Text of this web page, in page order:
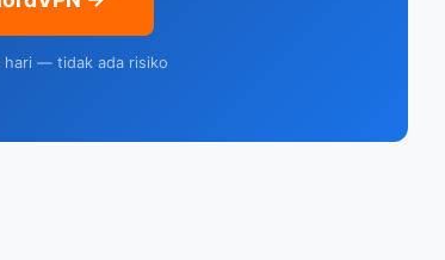
hari — tidak ada risiko